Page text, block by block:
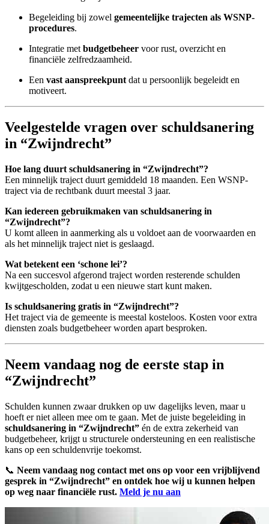
Begeleiding bij zowel gemeentelijke trajecten als WSNP-
procedures.
Integratie met budgetbeheer voor rust, overzicht en
financiële zelfredzaamheid.
Een vast aanspreekpunt dat u persoonlijk begeleidt en
motiveert.
Veelgestelde vragen over schuldsanering
in “Zwijndrecht”
Hoe lang duurt schuldsanering in “Zwijndrecht”?
Een minnelijk traject duurt gemiddeld 18 maanden. Een WSNP-
traject via de rechtbank duurt meestal 3 jaar.
Kan iedereen gebruikmaken van schuldsanering in
“Zwijndrecht”?
U komt alleen in aanmerking als u voldoet aan de voorwaarden en
als het minnelijk traject niet is geslaagd.
Wat betekent een ‘schone lei’?
Na een succesvol afgerond traject worden resterende schulden
kwijtgescholden, zodat u een nieuwe start kunt maken.
Is schuldsanering gratis in “Zwijndrecht”?
Het traject via de gemeente is meestal kosteloos. Kosten voor extra
diensten zoals budgetbeheer worden apart besproken.
Neem vandaag nog de eerste stap in
“Zwijndrecht”
Schulden kunnen zwaar drukken op uw dagelijks leven, maar u
hoeft er niet alleen mee om te gaan. Met de juiste begeleiding in
schuldsanering in “Zwijndrecht” én de extra zekerheid van
budgetbeheer, krijgt u structurele ondersteuning en een realistische
kans op een schuldenvrije toekomst.
📞 Neem vandaag nog contact met ons op voor een vrijblijvend
gesprek in “Zwijndrecht” en ontdek hoe wij u kunnen helpen
op weg naar financiële rust. Meld je nu aan